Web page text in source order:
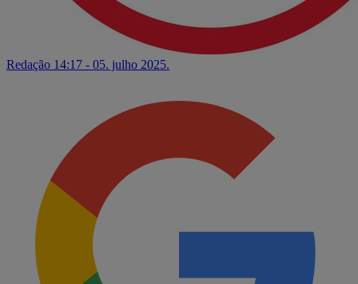
Redação 14:17 - 05. julho 2025.